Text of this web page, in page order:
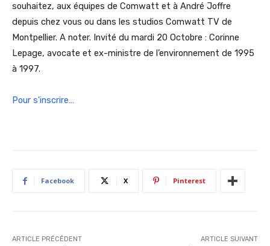
souhaitez, aux équipes de Comwatt et à André Joffre
depuis chez vous ou dans les studios Comwatt TV de
Montpellier. A noter. Invité du mardi 20 Octobre : Corinne
Lepage, avocate et ex-ministre de l’environnement de 1995
à 1997.
Pour s'inscrire…
Facebook X Pinterest
ARTICLE PRÉCÉDENT ARTICLE SUIVANT